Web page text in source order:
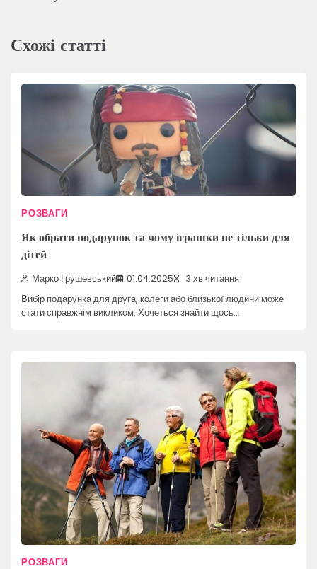
Схожі статті
РОЗВАГИ
Як обрати подарунок та чому іграшки не тільки для
дітей
Марко Грушевський 01.04.2025 3 хв читання
Вибір подарунка для друга, колеги або близької людини може
стати справжнім викликом. Хочеться знайти щось…
РОЗВАГИ